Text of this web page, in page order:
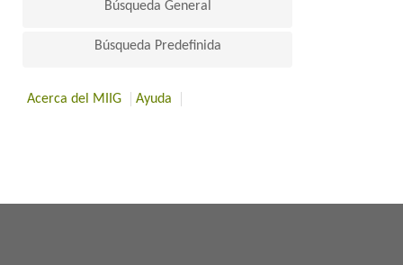
Búsqueda General
Búsqueda Predefinida
Acerca del MIIG Ayuda